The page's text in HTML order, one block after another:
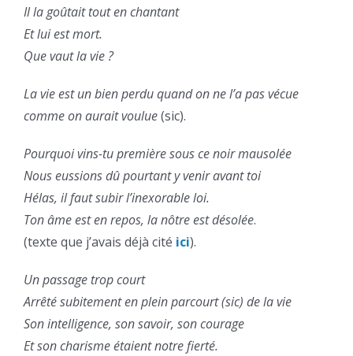
Il la goûtait tout en chantant
Et lui est mort.
Que vaut la vie ?
La vie est un bien perdu quand on ne l’a pas vécue
comme on aurait voulue(sic).
Pourquoi vins-tu première sous ce noir mausolée
Nous eussions dû pourtant y venir avant toi
Hélas, il faut subir l’inexorable loi.
Ton âme est en repos, la nôtre est désolée.
(texte que j’avais déjà cité ici).
Un passage trop court
Arrêté subitement en plein parcourt (sic) de la vie
Son intelligence, son savoir, son courage
Et son charisme étaient notre fierté.